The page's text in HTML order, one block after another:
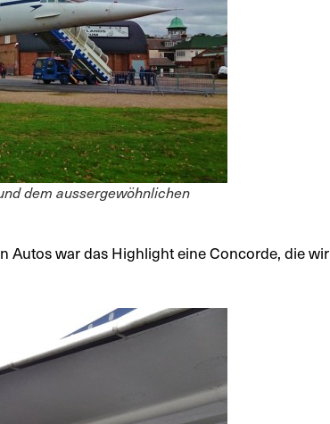
dem aussergewöhnlichen
Autos war das Highlight eine Concorde, die wir